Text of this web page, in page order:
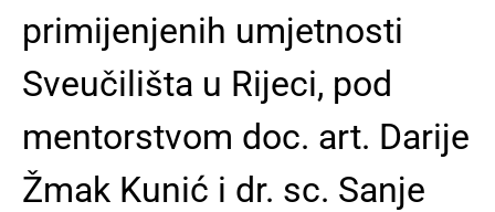
primijenjenih umjetnosti
Sveučilišta u Rijeci, pod
mentorstvom doc. art. Darije
Žmak Kunić i dr. sc. Sanje